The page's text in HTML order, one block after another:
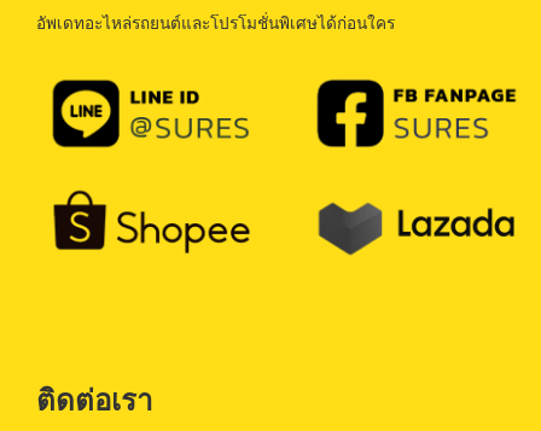
อัพเดทอะไหล่รถยนต์และโปรโมชั่นพิเศษได้ก่อนใคร
ติดต่อเรา